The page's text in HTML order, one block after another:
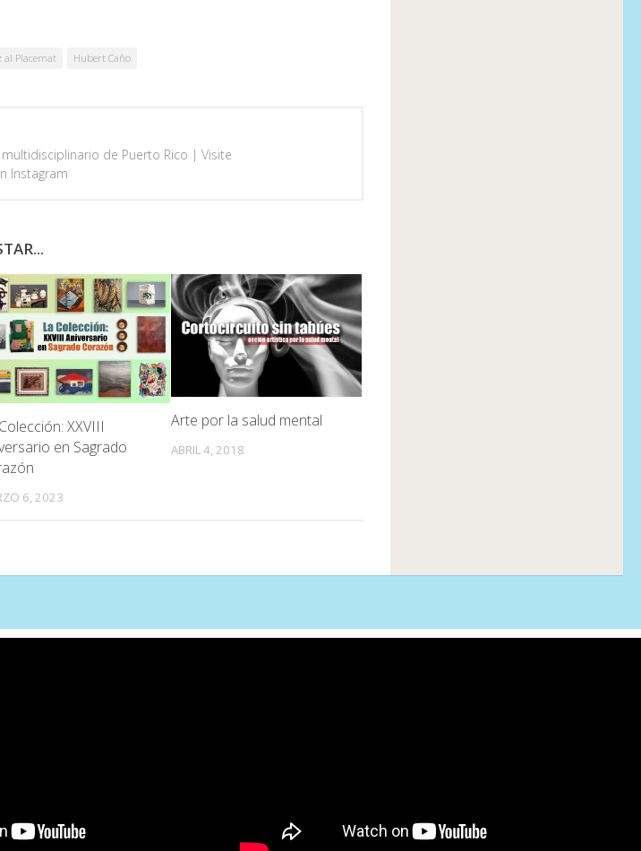
al Placemat Hubert Caño
de Puerto Rico | Visite
Instagram
XXVIII
en Sagrado
6, 2023
Arte por la salud mental
ABRIL 4, 2018